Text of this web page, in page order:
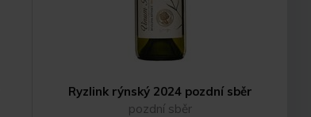
Ryzlink rýnský 2024 pozdní sběr
pozdní sběr